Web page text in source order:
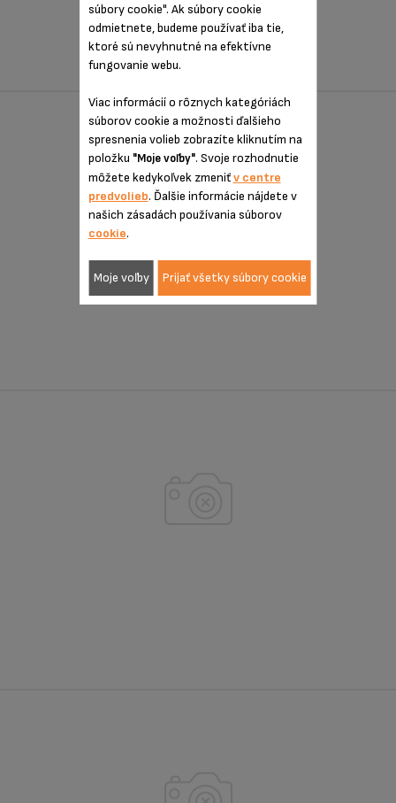
Farebné putovanie za kávou
súbory cookie". Ak súbory cookie
odmietnete, budeme používať iba tie,
ktoré sú nevyhnutné na efektívne
fungovanie webu.
Viac informácií o rôznych kategóriách
súborov cookie a možnosti ďalšieho
spresnenia volieb zobrazíte kliknutím na
položku "Moje voľby". Svoje rozhodnutie
môžete kedykoľvek zmeniťv centre
predvolieb. Ďalšie informácie nájdete v
našich zásadách používania súborov
cookie.
Moje voľby Prijať všetky súbory cookie